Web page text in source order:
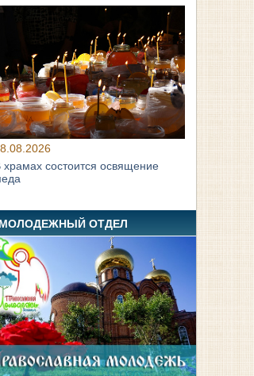
храмах состоится освящение
ОТДЕЛ